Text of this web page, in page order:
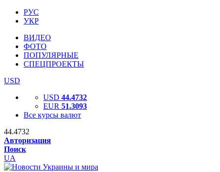
РУС
УКР
ВИДЕО
ФОТО
ПОПУЛЯРНЫЕ
СПЕЦПРОЕКТЫ
USD
USD 44.4732
EUR 51.3093
Все курсы валют
44.4732
Авторизация
Поиск
UA